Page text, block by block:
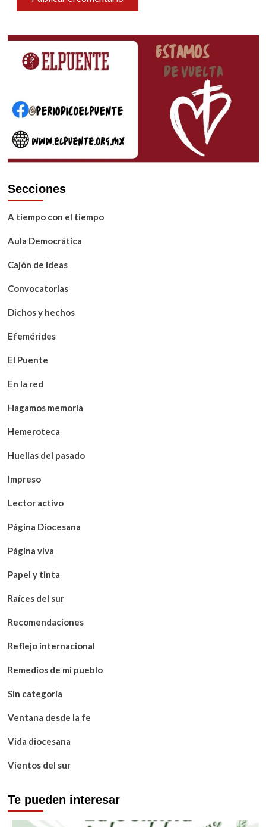
Secciones
A tiempo con el tiempo
Aula Democrática
Cajón de ideas
Convocatorias
Dichos y hechos
Efemérides
El Puente
En la red
Hagamos memoria
Hemeroteca
Huellas del pasado
Impreso
Lector activo
Página Diocesana
Página viva
Papel y tinta
Raíces del sur
Recomendaciones
Reflejo internacional
Remedios de mi pueblo
Sin categoría
Ventana desde la fe
Vida diocesana
Vientos del sur
Te pueden interesar